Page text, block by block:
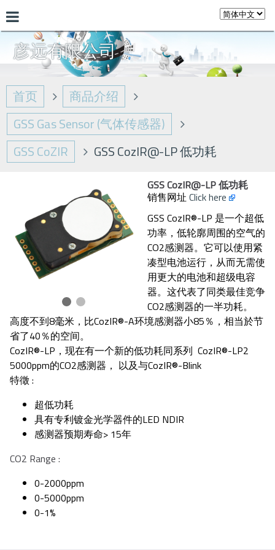
彦远有限公司
首页
商品介绍
GSS Gas Sensor (气体传感器)
GSS CoZIR
GSS CozIR@-LP 低功耗
GSS CozIR@-LP 低功耗
销售网址Click here
GSS CozIR®-LP 是一个超低
功率，低轮廓周围的空气的
CO2感测器。它可以使用紧
凑型电池运行，从而无需使
用更大的电池和超级电容
器。这代表了同类最佳竞争
CO2感测器的一半功耗。
高度不到8毫米，比CozIR®-A环境感测器小85％，相当於节
省了40％的空间。
CozIR®-LP，现在有一个新的低功耗同系列 CozIR®-LP2
5000ppm的CO2感测器， 以及与CozIR®-Blink
特徵 :
超低功耗
具有专利镀金光学器件的LED NDIR
感测器预期寿命> 15年
CO2 Range :
0-2000ppm
0-5000ppm
0-1%